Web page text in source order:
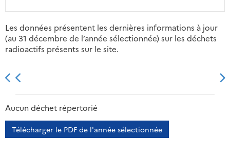
Les données présentent les dernières informations à jour
(au 31 décembre de l’année sélectionnée) sur les déchets
radioactifs présents sur le site.
2013 2014
Aucun déchet répertorié
Télécharger le PDF de l'année sélectionnée